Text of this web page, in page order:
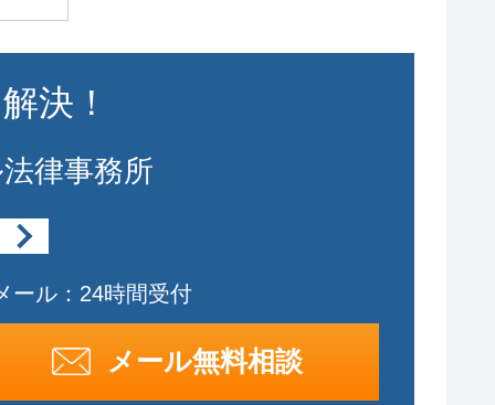
決！
律事務所
ール：24時間受付
メール無料相談